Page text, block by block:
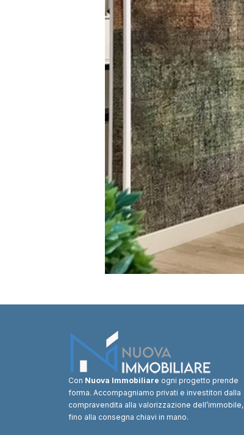
Con Nuova Immobiliare ogni progetto prende
forma. Accompagniamo privati e investitori dalla
compravendita alla valorizzazione dell’immobile,
fino alla consegna chiavi in mano.